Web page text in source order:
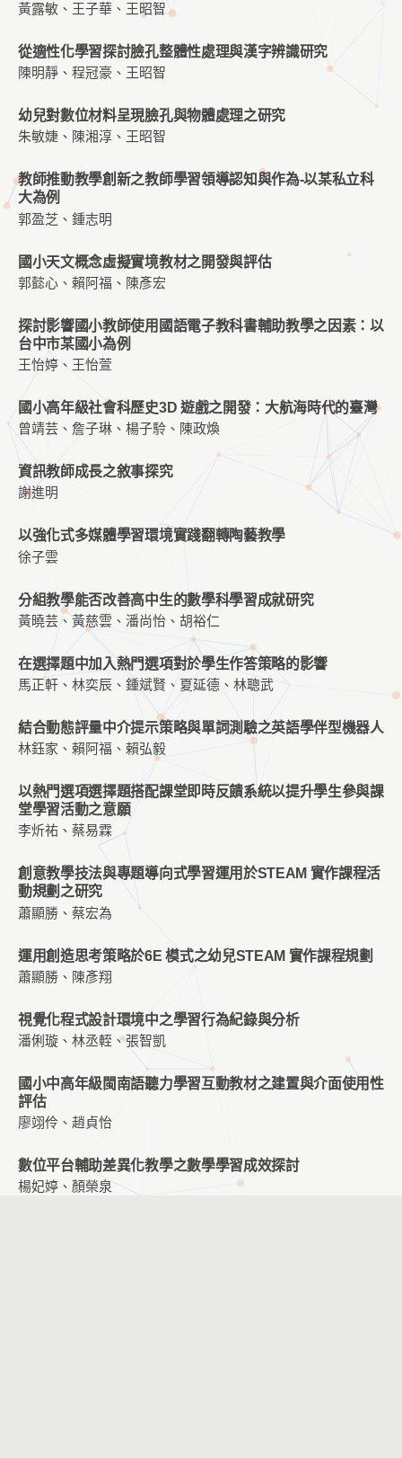
黃露敏、王子華、王昭智
從適性化學習探討臉孔整體性處理與漢字辨識研究
陳明靜、程冠豪、王昭智
幼兒對數位材料呈現臉孔與物體處理之研究
朱敏婕、陳湘淳、王昭智
教師推動教學創新之教師學習領導認知與作為-以某私立科
大為例
郭盈芝、鍾志明
國小天文概念虛擬實境教材之開發與評估
郭懿心、賴阿福、陳彥宏
探討影響國小教師使用國語電子教科書輔助教學之因素：以
台中市某國小為例
王怡婷、王怡萱
國小高年級社會科歷史3D 遊戲之開發：大航海時代的臺灣
曾靖芸、詹子琳、楊子駖、陳政煥
資訊教師成長之敘事探究
謝進明
以強化式多媒體學習環境實踐翻轉陶藝教學
徐子雲
分組教學能否改善高中生的數學科學習成就研究
黃曉芸、黃慈雲、潘尚怡、胡裕仁
在選擇題中加入熱門選項對於學生作答策略的影響
馬正軒、林奕辰、鍾斌賢、夏延德、林聰武
結合動態評量中介提示策略與單詞測驗之英語學伴型機器人
林鈺家、賴阿福、賴弘毅
以熱門選項選擇題搭配課堂即時反饋系統以提升學生參與課
堂學習活動之意願
李炘祐、蔡易霖
創意教學技法與專題導向式學習運用於STEAM 實作課程活
動規劃之研究
蕭顯勝、蔡宏為
運用創造思考策略於6E 模式之幼兒STEAM 實作課程規劃
蕭顯勝、陳彥翔
視覺化程式設計環境中之學習行為紀錄與分析
潘俐璇、林丞輊、張智凱
國小中高年級閩南語聽力學習互動教材之建置與介面使用性
評估
廖翊伶、趙貞怡
數位平台輔助差異化教學之數學學習成效探討
楊妃婷、顏榮泉